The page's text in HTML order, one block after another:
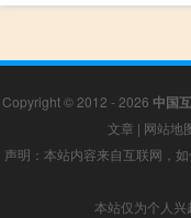
Copyright © 2012 - 2026 中国
文章 | 网站地
声明：本站内容来自互联网，
本站仅为个人